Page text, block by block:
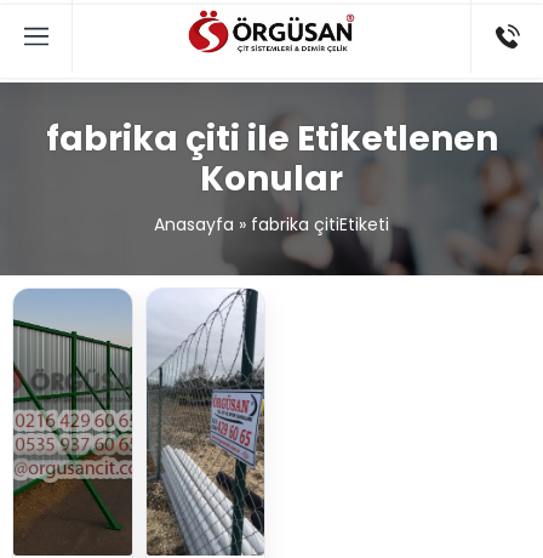
fabrika çiti ile Etiketlenen
Konular
Anasayfa » fabrika çitiEtiketi